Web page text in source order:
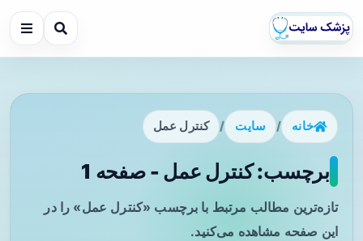
خانه / سایت / کنترل عمل
برچسب: کنترل عمل - صفحه 1
تازه‌ترین مطالب مرتبط با برچسب «کنترل عمل» را در
این صفحه مشاهده می‌کنید.